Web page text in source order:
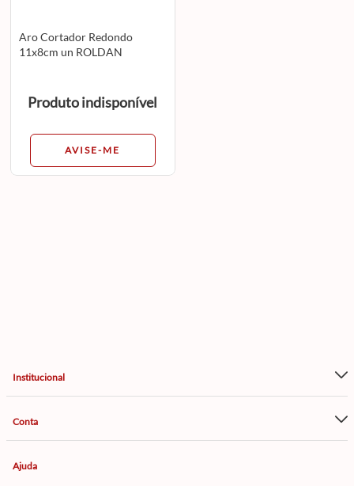
Aro Cortador Redondo
11x8cm un ROLDAN
Produto indisponível
AVISE-ME
Institucional
Conta
Ajuda